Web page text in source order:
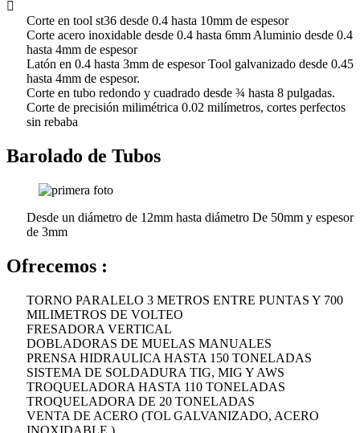
Corte en tool st36 desde 0.4 hasta 10mm de espesor
Corte acero inoxidable desde 0.4 hasta 6mm Aluminio desde 0.4
hasta 4mm de espesor
Latón en 0.4 hasta 3mm de espesor Tool galvanizado desde 0.45
hasta 4mm de espesor.
Corte en tubo redondo y cuadrado desde ¾ hasta 8 pulgadas.
Corte de precisión milimétrica 0.02 milímetros, cortes perfectos
sin rebaba
Barolado de Tubos
Desde un diámetro de 12mm hasta diámetro De 50mm y espesor
de 3mm
Ofrecemos :
TORNO PARALELO 3 METROS ENTRE PUNTAS Y 700
MILIMETROS DE VOLTEO
FRESADORA VERTICAL
DOBLADORAS DE MUELAS MANUALES
PRENSA HIDRAULICA HASTA 150 TONELADAS
SISTEMA DE SOLDADURA TIG, MIG Y AWS
TROQUELADORA HASTA 110 TONELADAS
TROQUELADORA DE 20 TONELADAS
VENTA DE ACERO (TOL GALVANIZADO, ACERO
INOXIDABLE )